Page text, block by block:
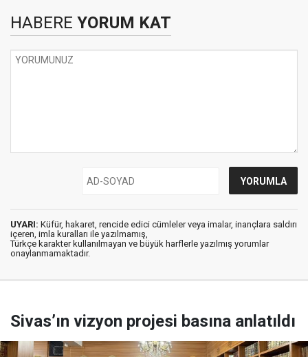
HABERE YORUM KAT
UYARI: Küfür, hakaret, rencide edici cümleler veya imalar, inançlara saldırı
içeren, imla kuralları ile yazılmamış,
Türkçe karakter kullanılmayan ve büyük harflerle yazılmış yorumlar
onaylanmamaktadır.
Sivas’ın vizyon projesi basına anlatıldı